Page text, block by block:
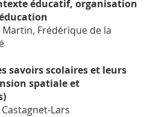
éducatif, organisation
Frédérique de la
savoirs scolaires et leurs
spatiale et
Lars